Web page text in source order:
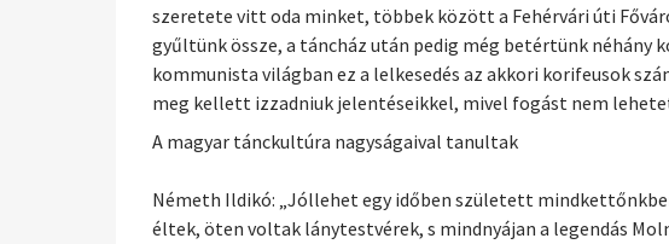
szeretete vitt oda minket, többek között a Fehérvári úti
gyűltünk össze, a táncház után pedig még betértünk néhány
kommunista világban ez a lelkesedés az akkori korifeusok
meg kellett izzadniuk jelentéseikkel, mivel fogást nem
A magyar tánckultúra nagyságaival tanultak
Németh Ildikó: „Jóllehet egy időben született
éltek, öten voltak lánytestvérek, s mindnyájan a legendás